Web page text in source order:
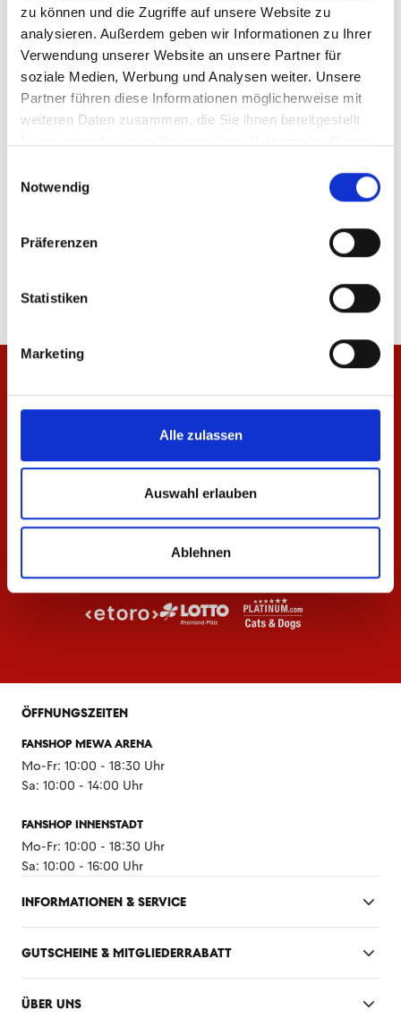
zu können und die Zugriffe auf unsere Website zu
analysieren. Außerdem geben wir Informationen zu Ihrer
Verwendung unserer Website an unsere Partner für
soziale Medien, Werbung und Analysen weiter. Unsere
Partner führen diese Informationen möglicherweise mit
weiteren Daten zusammen, die Sie ihnen bereitgestellt
Notwendig
Präferenzen
Statistiken
Marketing
Alle zulassen
Auswahl erlauben
Ablehnen
Produktdetails
ÄHNLICHE PRODUKTE
Hoodie Wardrobe
ÖFFNUNGSZEITEN
FANSHOP MEWA ARENA
Mo-Fr: 10:00 - 18:30 Uhr
Sa: 10:00 - 14:00 Uhr
FANSHOP INNENSTADT
Mo-Fr: 10:00 - 18:30 Uhr
Sa: 10:00 - 16:00 Uhr
INFORMATIONEN & SERVICE
GUTSCHEINE & MITGLIEDERRABATT
ÜBER UNS